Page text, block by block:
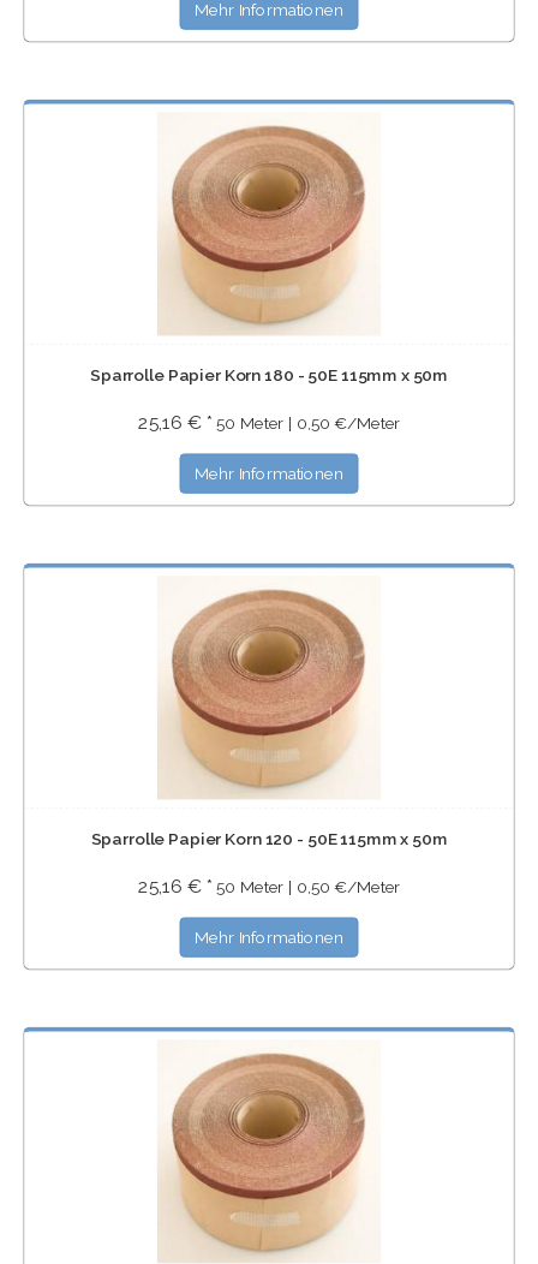
Mehr Informationen
Sparrolle Papier Korn 180 - 50E 115mm x 50m
25,16 € *50 Meter | 0,50 €/Meter
Mehr Informationen
Sparrolle Papier Korn 120 - 50E 115mm x 50m
25,16 € *50 Meter | 0,50 €/Meter
Mehr Informationen